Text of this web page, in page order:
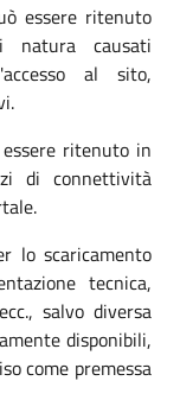
essere ritenuto
natura causati
al sito,
ritenuto in
di connettività
lo scaricamento
tecnica,
salvo diversa
disponibili,
come premessa